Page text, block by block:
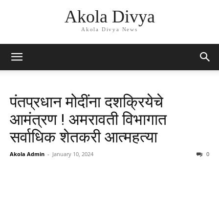
Akola Divya
Akola Divya News
पंतप्रधान मोदींना दशक्रियेचे
आमंत्रण ! अमरावती विभागात
सर्वाधिक शेतकरी आत्‍महत्‍या
Akola Admin - January 10, 2024 0